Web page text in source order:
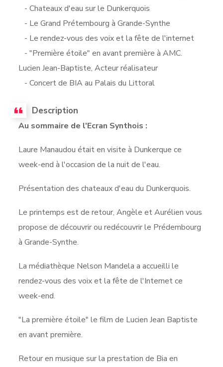
- Chateaux d'eau sur le Dunkerquois
- Le Grand Prétembourg à Grande-Synthe
- Le rendez-vous des voix et la fête de l'internet
- "Première étoile" en avant première à AMC.
Lucien Jean-Baptiste, Acteur réalisateur
- Concert de BIA au Palais du Littoral
Description
Au sommaire de l'Ecran Synthois :
Laure Manaudou était en visite à Dunkerque ce
week-end à l'occasion de la nuit de l'eau.
Présentation des chateaux d'eau du Dunkerquois.
Le printemps est de retour, Angèle et Aurélien vous
propose de découvrir ou redécouvrir le Prédembourg
à Grande-Synthe.
La médiathèque Nelson Mandela a accueilli le
rendez-vous des voix et la fête de l'Internet ce
week-end.
"La première étoile" le film de Lucien Jean Baptiste
en avant première.
Retour en musique sur la prestation de Bia en